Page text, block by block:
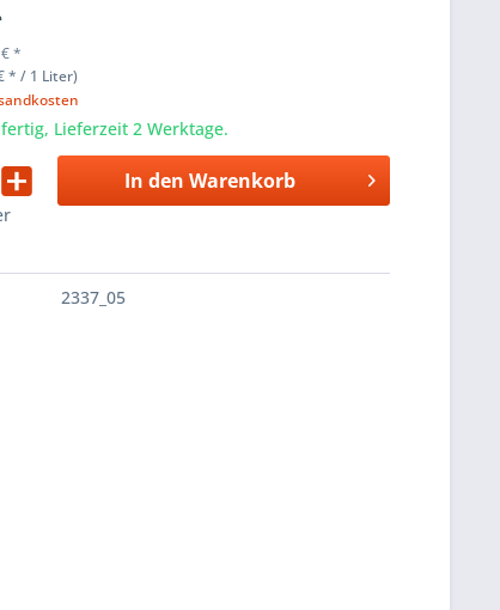
€*
* / 1 Liter)
Lieferzeit 2 Werktage.
In den Warenkorb
2337_05